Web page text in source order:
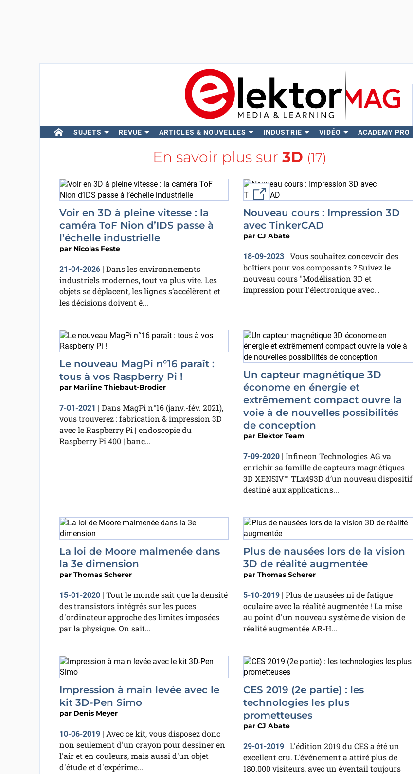
SUJETS REVUE ARTICLES & NOUVELLES INDUSTRIE VIDÉO ACADEMY PRO
En savoir plus sur 3D (17)
Voir en 3D à pleine vitesse : la
caméra ToF Nion d’IDS passe à
l’échelle industrielle
par Nicolas Feste
21-04-2026| Dans les environnements
industriels modernes, tout va plus vite. Les
objets se déplacent, les lignes s’accélèrent et
les décisions doivent ê...
External link
Nouveau cours : Impression 3D
avec TinkerCAD
par CJ Abate
18-09-2023 | Vous souhaitez concevoir des
boîtiers pour vos composants ? Suivez le
nouveau cours "Modélisation 3D et
impression pour l'électronique avec...
Le nouveau MagPi n°16 paraît :
tous à vos Raspberry Pi !
par Mariline Thiebaut-Brodier
7-01-2021 | Dans MagPi n°16 (janv.-fév. 2021),
vous trouverez : fabrication & impression 3D
avec le Raspberry Pi | endoscopie du
Raspberry Pi 400 | banc...
Un capteur magnétique 3D
économe en énergie et
extrêmement compact ouvre la
voie à de nouvelles possibilités
de conception
par Elektor Team
7-09-2020 | Infineon Technologies AG va
enrichir sa famille de capteurs magnétiques
3D XENSIV™ TLx493D d’un nouveau dispositif
destiné aux applications...
La loi de Moore malmenée dans
la 3e dimension
par Thomas Scherer
15-01-2020| Tout le monde sait que la densité
des transistors intégrés sur les puces
d'ordinateur approche des limites imposées
par la physique. On sait...
Plus de nausées lors de la vision
3D de réalité augmentée
par Thomas Scherer
5-10-2019 | Plus de nausées ni de fatigue
oculaire avec la réalité augmentée ! La mise
au point d'un nouveau système de vision de
réalité augmentée AR-H...
Impression à main levée avec le
kit 3D-Pen Simo
par Denis Meyer
10-06-2019| Avec ce kit, vous disposez donc
non seulement d'un crayon pour dessiner en
l'air et en couleurs, mais aussi d'un objet
d'étude et d'expérime...
CES 2019 (2e partie) : les
technologies les plus
prometteuses
par CJ Abate
29-01-2019 | L'édition 2019 du CES a été un
excellent cru. L'événement a attiré plus de
180.000 visiteurs, avec un éventail toujours